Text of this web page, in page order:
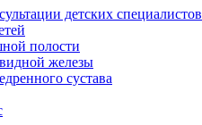
детских специалистов
полости
железы
сустава